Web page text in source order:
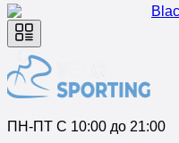
ПН-ПТ C 10:00 до 21:00